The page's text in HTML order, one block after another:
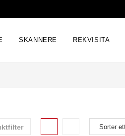
SKANNERE REKVISITA